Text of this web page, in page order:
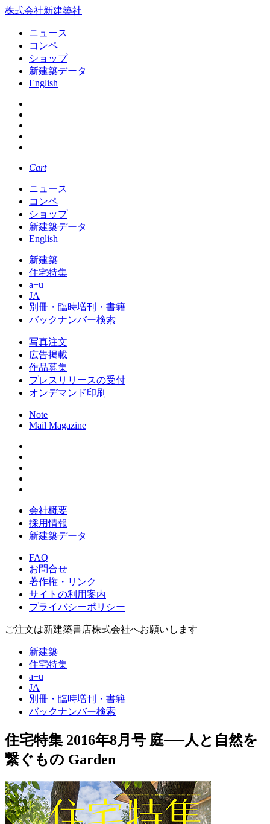
株式会社新建築社
ニュース
コンペ
ショップ
新建築データ
English
Cart
ニュース
コンペ
ショップ
新建築データ
English
新建築
住宅特集
a+u
JA
別冊・臨時増刊・書籍
バックナンバー検索
写真注文
広告掲載
作品募集
プレスリリースの受付
オンデマンド印刷
Note
Mail Magazine
会社概要
採用情報
新建築データ
FAQ
お問合せ
著作権・リンク
サイトの利用案内
プライバシーポリシー
ご注文は新建築書店株式会社へお願いします
新建築
住宅特集
a+u
JA
別冊・臨時増刊・書籍
バックナンバー検索
住宅特集 2016年8月号 庭──人と自然を
繋ぐもの Garden